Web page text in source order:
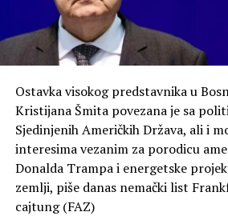
Ostavka visokog predstavnika u
Kristijana Šmita povezana je sa
Sjedinjenih Američkih Država, ali i
interesima vezanim za porodicu
Donalda Trampa i energetske
zemlji, piše danas nemački list
cajtung (FAZ)